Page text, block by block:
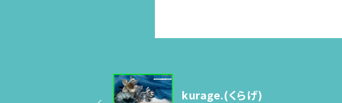
kurage.(くらげ)